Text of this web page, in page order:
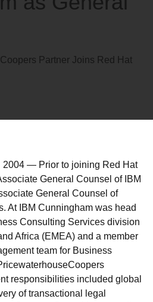
Partner Joins Red Hat
2004 — Prior to joining Red Hat
General Counsel of IBM
General Counsel of
At IBM Cunningham was head
Consulting Services division
Africa (EMEA) and a member
team for Business
responsibilities included global
of transactional legal